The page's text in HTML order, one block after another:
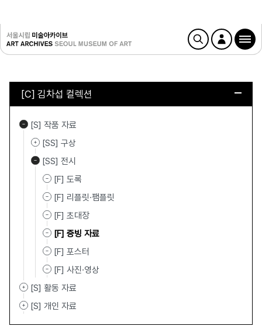
[C] 김차섭 컬렉션
[S] 작품 자료
[SS] 구상
[SS] 전시
[F] 도록
[F] 리플릿·팸플릿
[F] 초대장
[F] 증빙 자료
[F] 포스터
[F] 사진·영상
[S] 활동 자료
[S] 개인 자료